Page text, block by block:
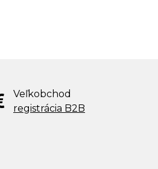
Veľkobchod
registrácia B2B